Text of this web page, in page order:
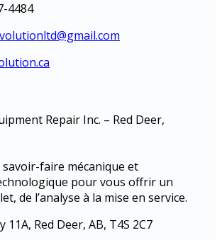
4484
Repair Inc. – Red Deer,
savoir-faire mécanique et
pour vous offrir un
de l’analyse à la mise en service.
11A, Red Deer, AB, T4S 2C7